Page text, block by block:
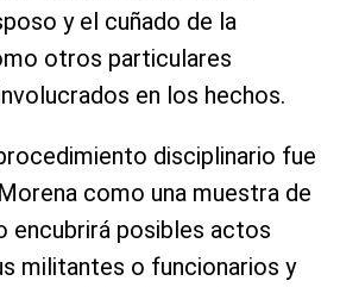
y el cuñado de la
otros particulares
en los hechos.
disciplinario fue
como una muestra de
encubrirá posibles actos
militantes o funcionarios y